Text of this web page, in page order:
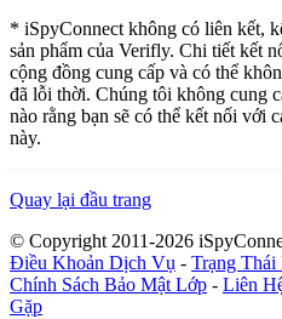
* iSpyConnect không có liên kết,
sản phẩm của Verifly. Chi tiết kết
cộng đồng cung cấp và có thể
đã lỗi thời. Chúng tôi không cung
nào rằng bạn sẽ có thể kết nối với
này.
Quay lại đầu trang
© Copyright 2011-2026
Điều Khoản Dịch Vụ - Trạng
Chính Sách Bảo Mật Lớp - Liên
Gặp